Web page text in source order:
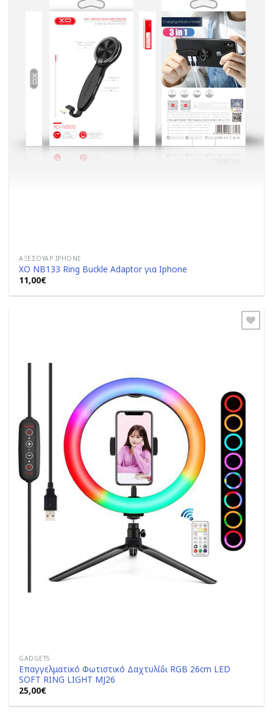
ΑΞΕΣΟΥΆΡ IPHONE
XO NB133 Ring Buckle Adaptor για Iphone
11,00€
GADGETS
Επαγγελματικό Φωτιστικό Δαχτυλίδι RGB 26cm LED
SOFT RING LIGHT MJ26
25,00€